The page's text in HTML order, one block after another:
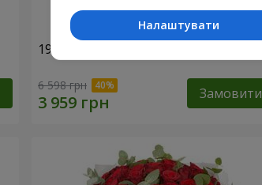
19 червоних троянд з Пандою
6 598 грн Замовити
Налаштувати